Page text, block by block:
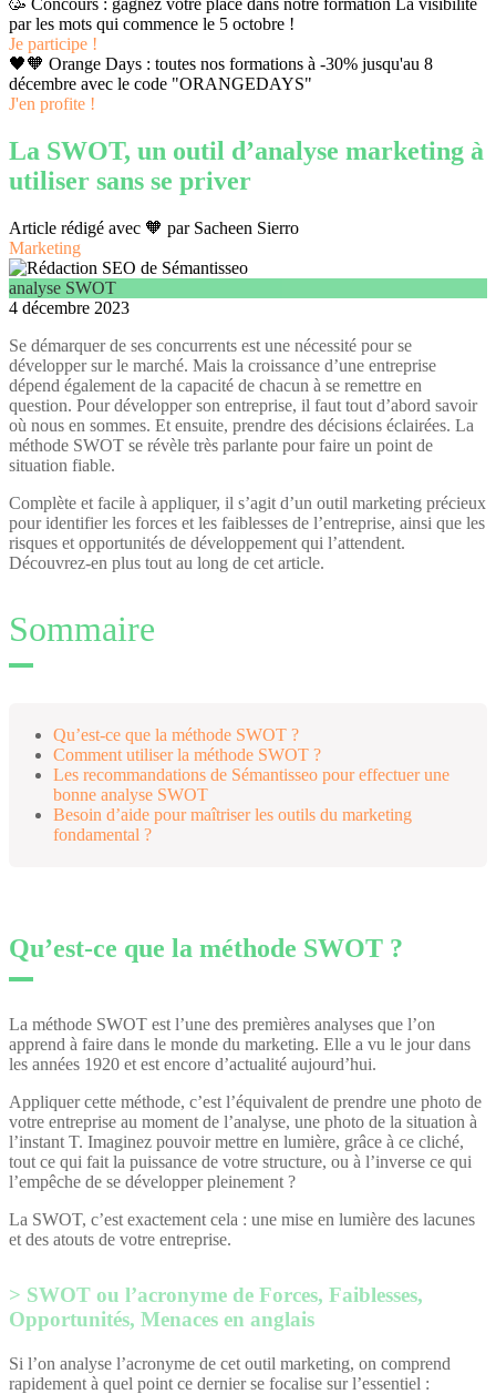
🥳 Concours : gagnez votre place dans notre formation La visibilité
par les mots qui commence le 5 octobre !
Je participe !
🖤🧡 Orange Days : toutes nos formations à -30% jusqu'au 8
décembre avec le code "ORANGEDAYS"
J'en profite !
La SWOT, un outil d’analyse marketing à
utiliser sans se priver
Article rédigé avec 🧡 par Sacheen Sierro
Marketing
analyse SWOT
4 décembre 2023
Se démarquer de ses concurrents est une nécessité pour se
développer sur le marché. Mais la croissance d’une entreprise
dépend également de la capacité de chacun à se remettre en
question. Pour développer son entreprise, il faut tout d’abord savoir
où nous en sommes. Et ensuite, prendre des décisions éclairées. La
méthode SWOT se révèle très parlante pour faire un point de
situation fiable.
Complète et facile à appliquer, il s’agit d’un outil marketing précieux
pour identifier les forces et les faiblesses de l’entreprise, ainsi que les
risques et opportunités de développement qui l’attendent.
Découvrez-en plus tout au long de cet article.
Sommaire
Qu’est-ce que la méthode SWOT ?
Comment utiliser la méthode SWOT ?
Les recommandations de Sémantisseo pour effectuer une
bonne analyse SWOT
Besoin d’aide pour maîtriser les outils du marketing
fondamental ?
Qu’est-ce que la méthode SWOT ?
La méthode SWOT est l’une des premières analyses que l’on
apprend à faire dans le monde du marketing. Elle a vu le jour dans
les années 1920 et est encore d’actualité aujourd’hui.
Appliquer cette méthode, c’est l’équivalent de prendre une photo de
votre entreprise au moment de l’analyse, une photo de la situation à
l’instant T. Imaginez pouvoir mettre en lumière, grâce à ce cliché,
tout ce qui fait la puissance de votre structure, ou à l’inverse ce qui
l’empêche de se développer pleinement ?
La SWOT, c’est exactement cela : une mise en lumière des lacunes
et des atouts de votre entreprise.
SWOT ou l’acronyme de Forces, Faiblesses,
Opportunités, Menaces en anglais
Si l’on analyse l’acronyme de cet outil marketing, on comprend
rapidement à quel point ce dernier se focalise sur l’essentiel :